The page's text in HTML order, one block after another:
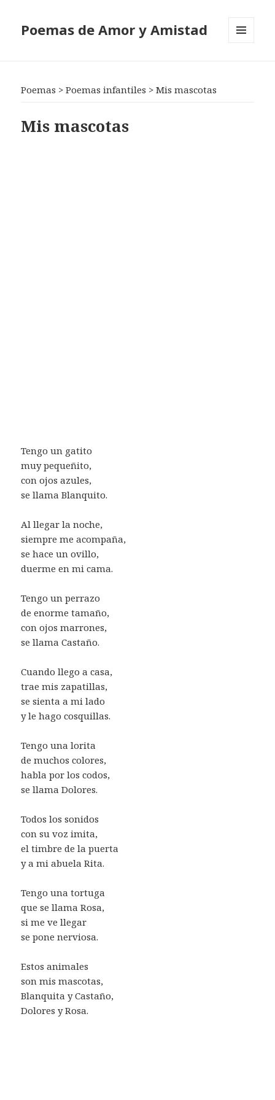
Poemas de Amor y Amistad
Poemas >Poemas infantiles >Mis mascotas
Mis mascotas
Tengo un gatito
muy pequeñito,
con ojos azules,
se llama Blanquito.
Al llegar la noche,
siempre me acompaña,
se hace un ovillo,
duerme en mi cama.
Tengo un perrazo
de enorme tamaño,
con ojos marrones,
se llama Castaño.
Cuando llego a casa,
trae mis zapatillas,
se sienta a mi lado
y le hago cosquillas.
Tengo una lorita
de muchos colores,
habla por los codos,
se llama Dolores.
Todos los sonidos
con su voz imita,
el timbre de la puerta
y a mi abuela Rita.
Tengo una tortuga
que se llama Rosa,
si me ve llegar
se pone nerviosa.
Estos animales
son mis mascotas,
Blanquita y Castaño,
Dolores y Rosa.